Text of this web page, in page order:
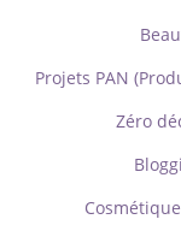
Projets PAN
Zéro